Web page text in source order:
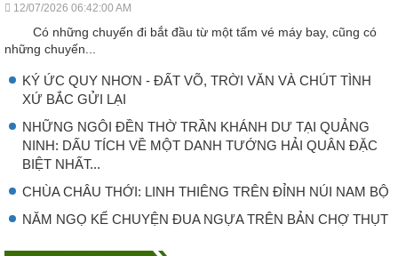
12/07/2026 06:42:00 AM
Có những chuyến đi bắt đầu từ một tấm vé máy bay, cũng có
những chuyến...
KÝ ỨC QUY NHƠN - ĐẤT VÕ, TRỜI VĂN VÀ CHÚT TÌNH
XỨ BẮC GỬI LẠI
NHỮNG NGÔI ĐỀN THỜ TRẦN KHÁNH DƯ TẠI QUẢNG
NINH: DẤU TÍCH VỀ MỘT DANH TƯỚNG HẢI QUÂN ĐẶC
BIỆT NHẤT...
CHÙA CHÂU THỚI: LINH THIÊNG TRÊN ĐỈNH NÚI NAM BỘ
NĂM NGỌ KỂ CHUYỆN ĐUA NGỰA TRÊN BẢN CHỢ THỤT